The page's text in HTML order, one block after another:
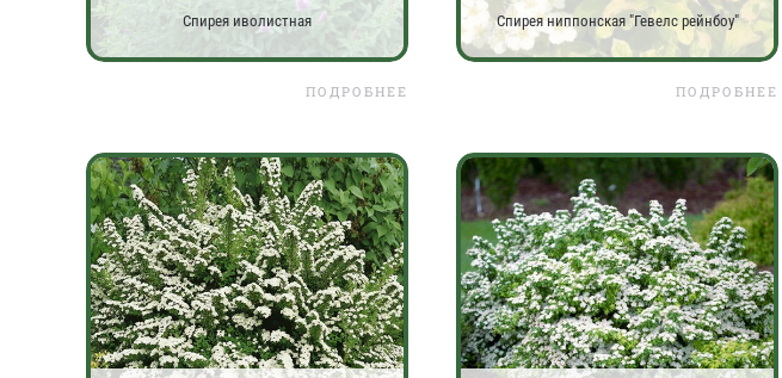
Спирея иволистная
ПОДРОБНЕЕ
Спирея ниппонская "Гевелс рейнбоу"
ПОДРОБНЕЕ